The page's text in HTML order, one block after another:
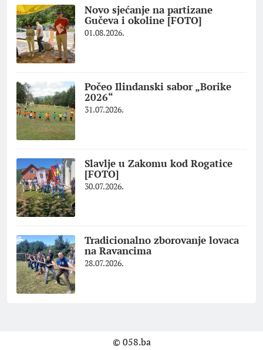
Novo sjećanje na partizane
Gučeva i okoline [FOTO]
01.08.2026.
Počeo Ilindanski sabor „Borike
2026“
31.07.2026.
Slavlje u Zakomu kod Rogatice
[FOTO]
30.07.2026.
Tradicionalno zborovanje lovaca
na Ravancima
28.07.2026.
© 058.ba